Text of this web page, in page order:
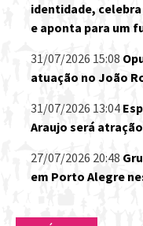
identidade,
e aponta para um
31/07/2026 15:08
atuação no João
31/07/2026 13:04
Araujo será atração
27/07/2026 20:48
em Porto Alegre